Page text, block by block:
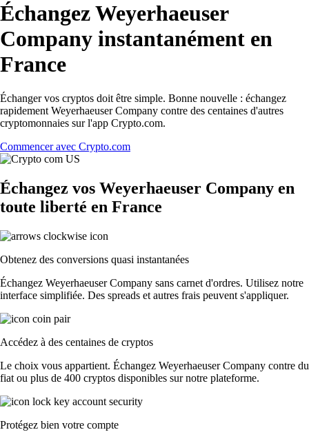
Échangez Weyerhaeuser
Company instantanément en
France
Échanger vos cryptos doit être simple. Bonne nouvelle : échangez
rapidement Weyerhaeuser Company contre des centaines d'autres
cryptomonnaies sur l'app Crypto.com.
Commencer avec Crypto.com
Échangez vos Weyerhaeuser Company en
toute liberté en France
Obtenez des conversions quasi instantanées
Échangez Weyerhaeuser Company sans carnet d'ordres. Utilisez notre
interface simplifiée. Des spreads et autres frais peuvent s'appliquer.
Accédez à des centaines de cryptos
Le choix vous appartient. Échangez Weyerhaeuser Company contre du
fiat ou plus de 400 cryptos disponibles sur notre plateforme.
Protégez bien votre compte